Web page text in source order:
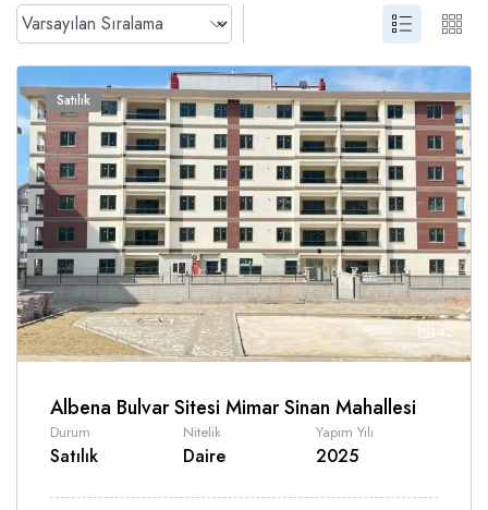
Satılık
42
Albena Bulvar Sitesi Mimar Sinan Mahallesi
Durum
Satılık
Nitelik
Daire
Yapım Yılı
2025